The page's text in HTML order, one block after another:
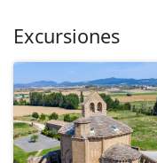
Excursiones